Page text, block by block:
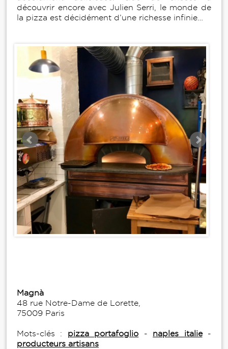
découvrir encore avec Julien Serri, le monde de
la pizza est décidément d’une richesse infinie…
Magnà
48 rue Notre-Dame de Lorette,
75009 Paris
Mots-clés : pizza portafoglio - naples italie-
producteurs artisans